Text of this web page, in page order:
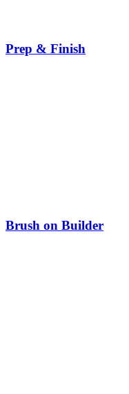
Prep & Finish
Brush on Builder